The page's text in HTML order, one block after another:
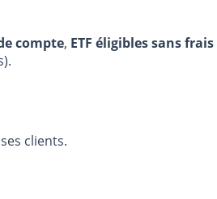
compte, ETF éligibles sans
clients.